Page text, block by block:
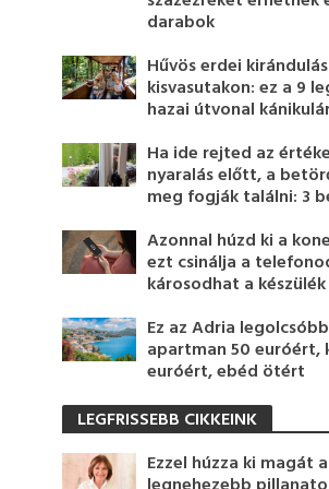
darabok
Hűvös erdei
kisvasutakon: ez a 9
hazai útvonal
Ha ide rejted az
nyaralás előtt, a
meg fogják találni: 3
Azonnal húzd ki a
ezt csinálja a
károsodhat a készülék
Ez az Adria
apartman 50 euróért,
euróért, ebéd ötért
LEGFRISSEBB CIKKEINK
Ezzel húzza ki magát a